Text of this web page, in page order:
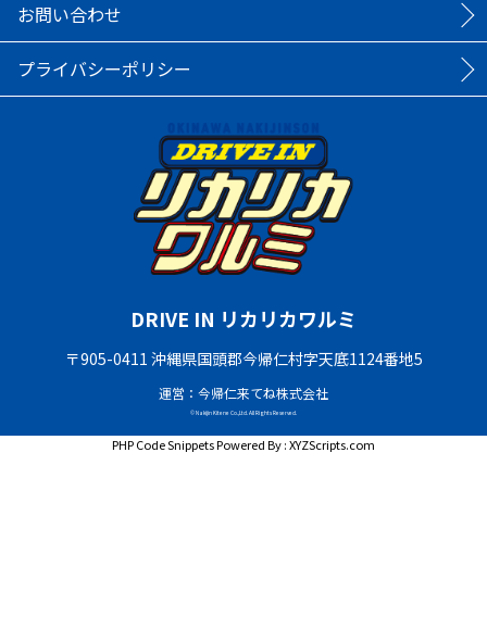
お問い合わせ
プライバシーポリシー
DRIVE IN リカリカワルミ
〒905-0411 沖縄県国頭郡今帰仁村字天底1124番地5
運営：今帰仁来てね株式会社
© Nakijin Kitene Co.,Ltd. All Rights Reserved.
PHP Code SnippetsPowered By :XYZScripts.com